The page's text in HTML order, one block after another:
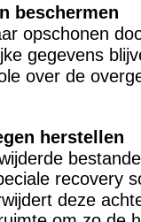
beschermen
opschonen
gegevens
over de
herstellen
recovery
deze